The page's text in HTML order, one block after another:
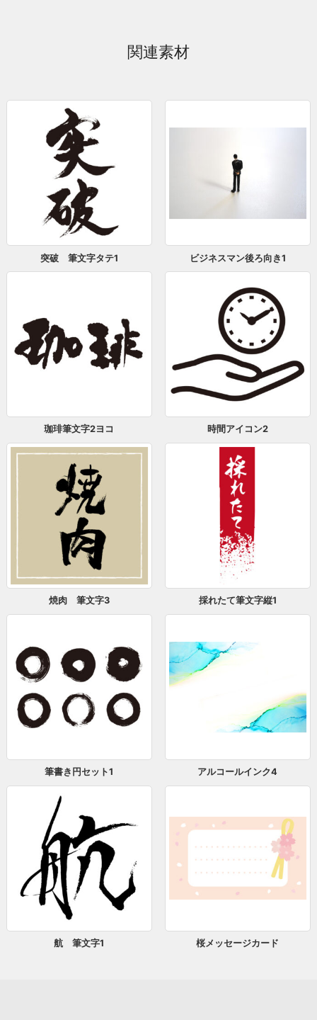
関連素材
突破 筆文字タテ1 ビジネスマン後ろ向き1
珈琲筆文字2ヨコ 時間アイコン2
焼肉 筆文字3 採れたて筆文字縦1
筆書き円セット1 アルコールインク4
航 筆文字1 桜メッセージカード